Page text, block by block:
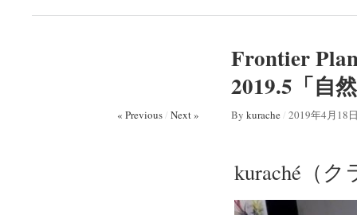
Frontier
2019.5「自
« Previous/ Next » By kurache/ 2019年4月18
kuraché（